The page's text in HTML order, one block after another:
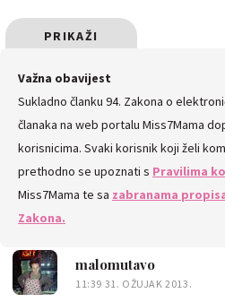
PRIKAŽI
SVE
KOMENTARE
Važna obavijest
Sukladno članku 94. Zakona o
članaka na web portalu Miss7Mama
korisnicima. Svaki korisnik koji želi
prethodno se upoznati s Pravilima
Miss7Mama te sa zabranama
Zakona.
malomutavo
11:39 31. OŽUJAK 2013.